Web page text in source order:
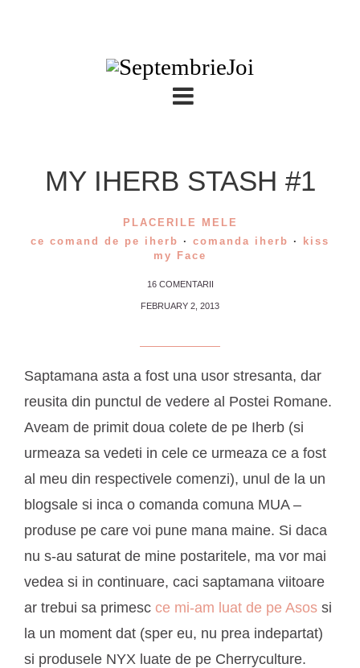
MY IHERB STASH #1
PLACERILE MELE
ce comand de pe iherb · comanda iherb ·
kiss
my Face
16 COMENTARII
FEBRUARY 2, 2013
Saptamana asta a fost una usor stresanta, dar
reusita din punctul de vedere al Postei Romane.
Aveam de primit doua colete de pe Iherb (si
urmeaza sa vedeti in cele ce urmeaza ce a fost
al meu din respectivele comenzi), unul de la un
blogsale si inca o comanda comuna MUA –
produse pe care voi pune mana maine. Si daca
nu s-au saturat de mine postaritele, ma vor mai
vedea si in continuare, caci saptamana viitoare
ar trebui sa primesc ce mi-am luat de pe Asos si
la un moment dat (sper eu, nu prea indepartat)
si produsele NYX luate de pe Cherryculture.